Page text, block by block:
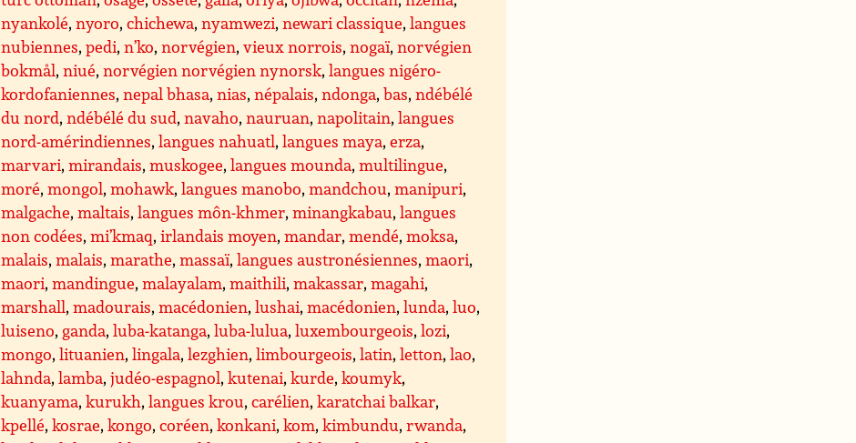
nyankolé,nyoro,chichewa,nyamwezi,newari classique,langues
nubiennes,pedi,n’ko,norvégien,vieux norrois,nogaï,norvégien
bokmål,niué,norvégien norvégien nynorsk,langues nigéro-
kordofaniennes,nepal bhasa,nias,népalais,ndonga,bas,ndébélé
du nord,ndébélé du sud,navaho,nauruan,napolitain,langues
nord-amérindiennes,langues nahuatl,langues maya,erza,
marvari,mirandais,muskogee,langues mounda,multilingue,
moré,mongol,mohawk,langues manobo,mandchou,manipuri,
malgache,maltais,langues môn-khmer,minangkabau,langues
non codées,mi’kmaq,irlandais moyen,mandar,mendé,moksa,
malais,malais,marathe,massaï,langues austronésiennes,maori,
maori,mandingue,malayalam,maithili,makassar,magahi,
marshall,madourais,macédonien,lushai,macédonien,lunda,luo,
luiseno, ganda,luba-katanga,luba-lulua,luxembourgeois,lozi,
mongo,lituanien,lingala,lezghien,limbourgeois,latin,letton,lao,
lahnda,lamba,judéo-espagnol,kutenai,kurde,koumyk,
kuanyama,kurukh,langues krou,carélien,karatchai balkar,
kpellé,kosrae,kongo,coréen,konkani,kom,kimbundu,rwanda,